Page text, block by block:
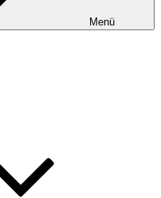
Menü